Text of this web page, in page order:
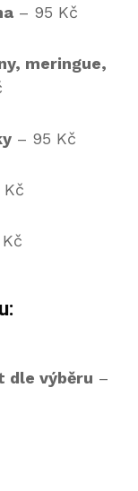
– 95 Kč
meringue,
– 95 Kč
Kč
dle výběru –